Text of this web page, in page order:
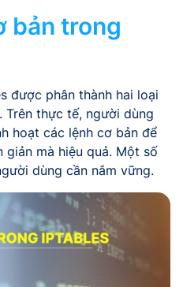
bản trong
được phân thành hai loại
Trên thực tế, người dùng
hoạt các lệnh cơ bản để
mà hiệu quả. Một số
dùng cần nắm vững.